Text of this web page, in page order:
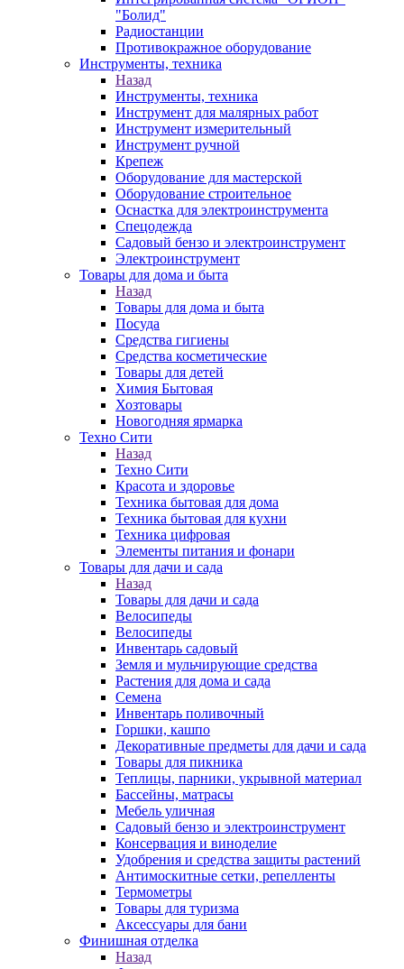
"Болид"
Радиостанции
Противокражное оборудование
Инструменты, техника
Назад
Инструменты, техника
Инструмент для малярных работ
Инструмент измерительный
Инструмент ручной
Крепеж
Оборудование для мастерской
Оборудование строительное
Оснастка для электроинструмента
Спецодежда
Садовый бензо и электроинструмент
Электроинструмент
Товары для дома и быта
Назад
Товары для дома и быта
Посуда
Средства гигиены
Средства косметические
Товары для детей
Химия Бытовая
Хозтовары
Новогодняя ярмарка
Техно Сити
Назад
Техно Сити
Красота и здоровье
Техника бытовая для дома
Техника бытовая для кухни
Техника цифровая
Элементы питания и фонари
Товары для дачи и сада
Назад
Товары для дачи и сада
Велосипеды
Велосипеды
Инвентарь садовый
Земля и мульчирующие средства
Растения для дома и сада
Семена
Инвентарь поливочный
Горшки, кашпо
Декоративные предметы для дачи и сада
Товары для пикника
Теплицы, парники, укрывной материал
Бассейны, матрасы
Мебель уличная
Садовый бензо и электроинструмент
Консервация и виноделие
Удобрения и средства защиты растений
Антимоскитные сетки, репелленты
Термометры
Товары для туризма
Аксессуары для бани
Финишная отделка
Назад